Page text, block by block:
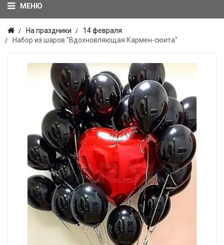
МЕНЮ
На праздники
14 февраля
Набор из шаров "Вдохновляющая Кармен-сюита"